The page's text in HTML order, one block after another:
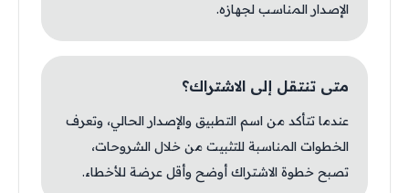
الإصدار المناسب لجهازه.
متى تنتقل إلى الاشتراك؟
عندما تتأكد من اسم التطبيق والإصدار الحالي، وتعرف
الخطوات المناسبة للتثبيت من خلال الشروحات،
تصبح خطوة الاشتراك أوضح وأقل عرضة للأخطاء.